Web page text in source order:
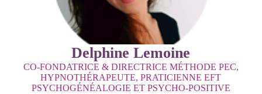
Delphine Lemoine
CO-FONDATRICE & DIRECTRICE MÉTHODE PEC,
HYPNOTHÉRAPEUTE, PRATICIENNE EFT
PSYCHOGÉNÉALOGIE ET PSYCHO-POSITIVE